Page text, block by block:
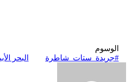
الوسوم
#جريدة_ستات_شاطرة
البحر